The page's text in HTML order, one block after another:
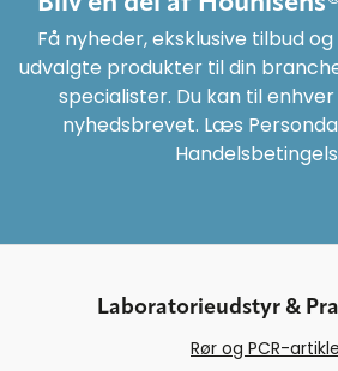
Få nyheder, eksklusive tilbud
udvalgte produkter til din
specialister. Du kan til
nyhedsbrevet. Læs
Laboratorieudstyr &
Rør og PCR-